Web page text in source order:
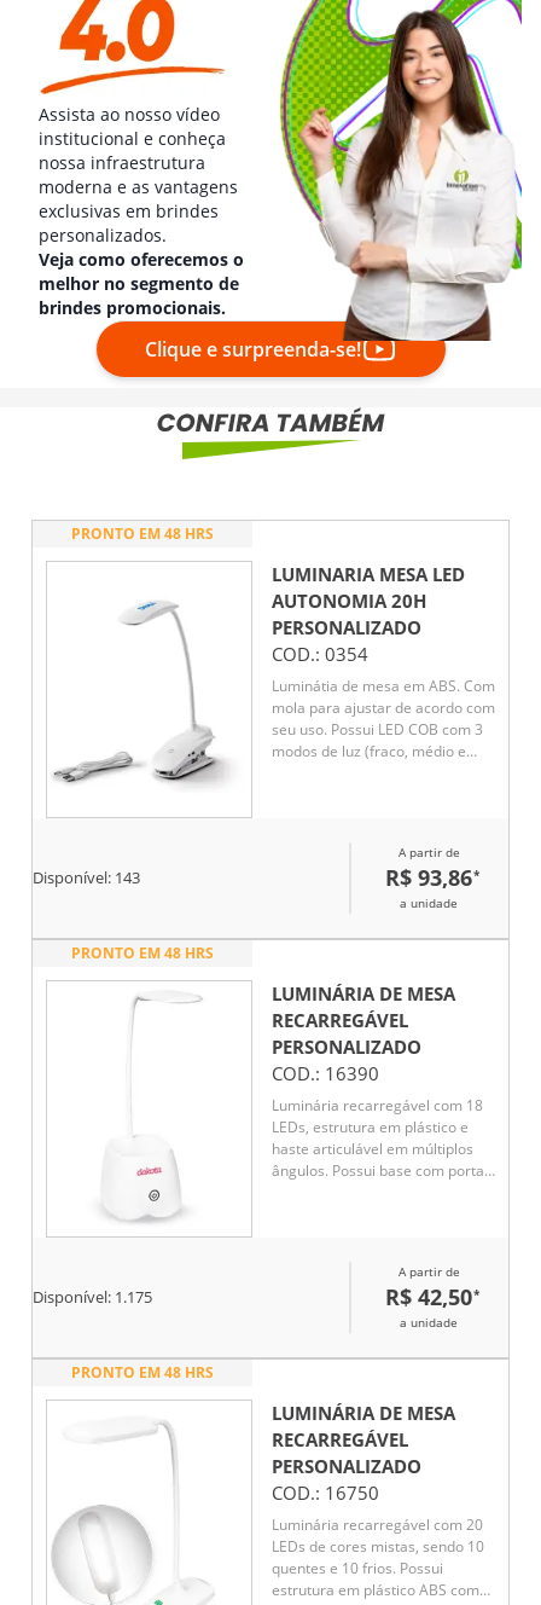
Assista ao nosso vídeo
institucional e conheça
nossa infraestrutura
moderna e as vantagens
exclusivas em brindes
personalizados.
Veja como oferecemos o
melhor no segmento de
brindes promocionais.
Clique e surpreenda-se!
PRONTO EM 48 HRS
LUMINARIA MESA LED
AUTONOMIA 20H
PERSONALIZADO
COD.: 0354
Luminátia de mesa em ABS. Com
mola para ajustar de acordo com
seu uso. Possui LED COB com 3
modos de luz (fraco, médio e
lanterna na parte superior 11,5 x
Disponível: 143
A partir de
R$ 93,86*
a unidade
PRONTO EM 48 HRS
LUMINÁRIA DE MESA
RECARREGÁVEL
PERSONALIZADO
COD.: 16390
Luminária recarregável com 18
LEDs, estrutura em plástico e
haste articulável em múltiplos
ângulos. Possui base com porta-
Disponível: 1.175
A partir de
R$ 42,50*
a unidade
PRONTO EM 48 HRS
LUMINÁRIA DE MESA
RECARREGÁVEL
PERSONALIZADO
COD.: 16750
Luminária recarregável com 20
LEDs de cores mistas, sendo 10
quentes e 10 frios. Possui
estrutura em plástico ABS com